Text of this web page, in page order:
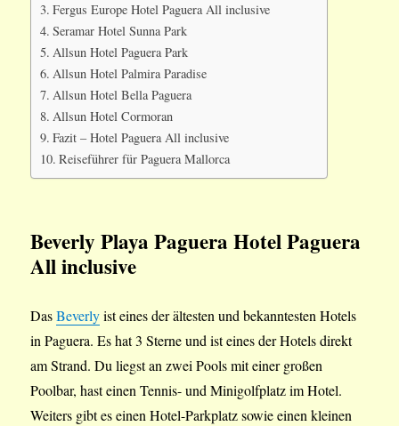
Fergus Europe Hotel Paguera All inclusive
Seramar Hotel Sunna Park
Allsun Hotel Paguera Park
Allsun Hotel Palmira Paradise
Allsun Hotel Bella Paguera
Allsun Hotel Cormoran
Fazit – Hotel Paguera All inclusive
Reiseführer für Paguera Mallorca
Beverly Playa Paguera Hotel Paguera
All inclusive
DasBeverlyist eines der ältesten und bekanntesten Hotels
in Paguera. Es hat 3 Sterne und ist eines der Hotels direkt
am Strand. Du liegst an zwei Pools mit einer großen
Poolbar, hast einen Tennis- und Minigolfplatz im Hotel.
Weiters gibt es einen Hotel-Parkplatz sowie einen kleinen